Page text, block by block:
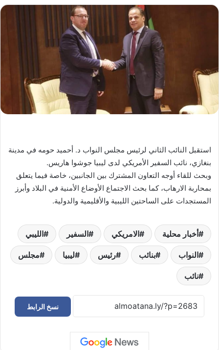
استقبل النائب الثاني لرئيس مجلس النواب د. أحميد حومه في مدينة
بنغازي، نائب السفير الأمريكي لدى ليبيا جوشوا هاريس.
وبحث للقاء أوجه التعاون المشترك بين الجانبين، خاصة فيما يتعلق
بمحاربة الارهاب، كما بحث الاجتماع الأوضاع الأمنية في البلاد وأبرز
المستجدات على الساحتين الليبية والأقليمية والدولية.
أخبار محلية الامريكي السفير الليبي
النواب بنائب رئيس ليبيا مجلس
نائب
نسخ الرابط